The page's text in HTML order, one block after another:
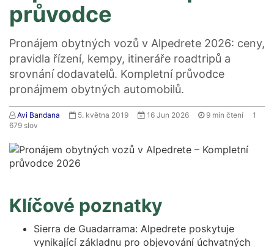
průvodce
Pronájem obytných vozů v Alpedrete 2026: ceny,
pravidla řízení, kempy, itineráře roadtripů a
srovnání dodavatelů. Kompletní průvodce
pronájmem obytných automobilů.
Avi Bandana 5. května 2019 16 Jun 2026 9 min čtení
1
679 slov
Klíčové poznatky
Sierra de Guadarrama: Alpedrete poskytuje
vynikající základnu pro objevování úchvatných